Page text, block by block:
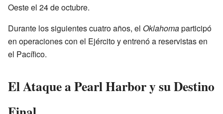
Oeste el 24 de octubre.
Durante los siguientes cuatro años, el Oklahomaparticipó
en operaciones con el Ejército y entrenó a reservistas en
el Pacífico.
El Ataque a Pearl Harbor y su Destino